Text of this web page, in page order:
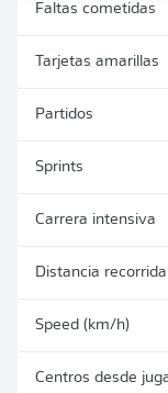
Faltas cometidas
Tarjetas amarillas
Partidos
Sprints
Carrera intensiva
Distancia
Speed (km/h)
Centros desde